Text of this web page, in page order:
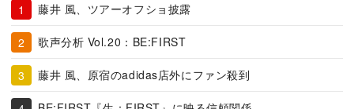
藤井 風、ツアーオフショ披露
歌声分析 Vol.20：BE:FIRST
藤井 風、原宿のadidas店外にファン殺到